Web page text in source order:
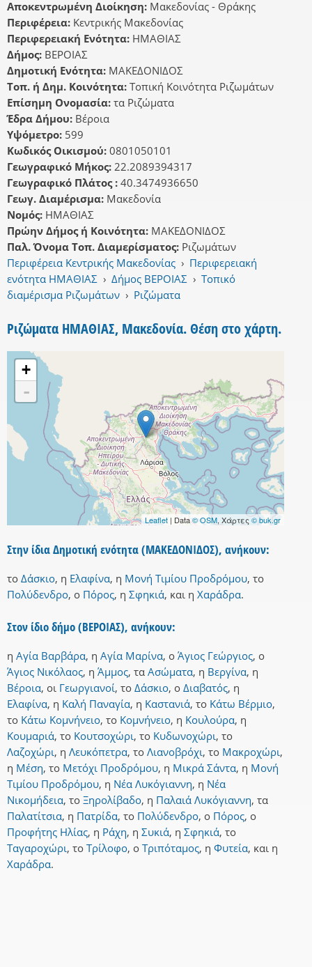
Αποκεντρωμένη Διοίκηση: Μακεδονίας - Θράκης
Περιφέρεια: Κεντρικής Μακεδονίας
Περιφερειακή Ενότητα: ΗΜΑΘΙΑΣ
Δήμος: ΒΕΡΟΙΑΣ
Δημοτική Ενότητα: ΜΑΚΕΔΟΝΙΔΟΣ
Τοπ. ή Δημ. Κοινότητα: Τοπική Κοινότητα Ριζωμάτων
Επίσημη Ονομασία: τα Ριζώματα
Έδρα Δήμου: Βέροια
Υψόμετρο: 599
Κωδικός Οικισμού: 0801050101
Γεωγραφικό Μήκος: 22.2089394317
Γεωγραφικό Πλάτος : 40.3474936650
Γεωγ. Διαμέρισμα: Μακεδονία
Νομός: ΗΜΑΘΙΑΣ
Πρώην Δήμος ή Κοινότητα: ΜΑΚΕΔΟΝΙΔΟΣ
Παλ. Όνομα Τοπ. Διαμερίσματος: Ριζωμάτων
Περιφέρεια Κεντρικής Μακεδονίας › Περιφερειακή
ενότητα ΗΜΑΘΙΑΣ › Δήμος ΒΕΡΟΙΑΣ › Τοπικό
διαμέρισμα Ριζωμάτων › Ριζώματα
Ριζώματα ΗΜΑΘΙΑΣ, Μακεδονία. Θέση στο χάρτη.
+
-
Leaflet | Data© OSM, Χάρτες © buk.gr
Στην ίδια Δημοτική ενότητα (ΜΑΚΕΔΟΝΙΔΟΣ), ανήκουν:
το Δάσκιο, η Ελαφίνα, η Μονή Τιμίου Προδρόμου, το
Πολύδενδρο, ο Πόρος, η Σφηκιά, και η Χαράδρα.
Στον ίδιο δήμο (ΒΕΡΟΙΑΣ), ανήκουν:
η Αγία Βαρβάρα, η Αγία Μαρίνα, ο Άγιος Γεώργιος, ο
Άγιος Νικόλαος, η Άμμος, τα Ασώματα, η Βεργίνα, η
Βέροια, οι Γεωργιανοί, το Δάσκιο, ο Διαβατός, η
Ελαφίνα, η Καλή Παναγία, η Καστανιά, το Κάτω Βέρμιο,
το Κάτω Κομνήνειο, το Κομνήνειο, η Κουλούρα, η
Κουμαριά, το Κουτσοχώρι, το Κυδωνοχώρι, το
Λαζοχώρι, η Λευκόπετρα, το Λιανοβρόχι, το Μακροχώρι,
η Μέση, το Μετόχι Προδρόμου, η Μικρά Σάντα, η Μονή
Τιμίου Προδρόμου, η Νέα Λυκόγιαννη, η Νέα
Νικομήδεια, το Ξηρολίβαδο, η Παλαιά Λυκόγιαννη, τα
Παλατίτσια, η Πατρίδα, το Πολύδενδρο, ο Πόρος, ο
Προφήτης Ηλίας, η Ράχη, η Συκιά, η Σφηκιά, το
Ταγαροχώρι, το Τρίλοφο, ο Τριπόταμος, η Φυτεία, και η
Χαράδρα.